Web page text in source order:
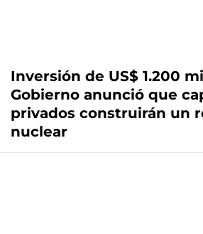
Inversión de US$ 1.200
Gobierno anunció que
privados construirán un
nuclear